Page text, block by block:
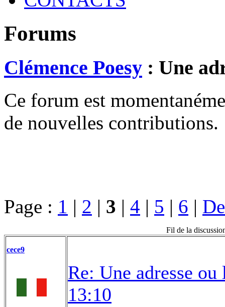
Forums
Clémence Poesy : Une
Ce forum est
de nouvelles contributions.
Page : 1 | 2 | 3 | 4 | 5 | 6 |
Fil de la
cece9
Re: Une adresse
13:10